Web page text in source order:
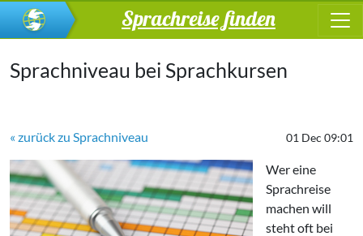
Sprachreise finden
Sprachniveau bei Sprachkursen
01 Dec 09:01
« zurück zu Sprachniveau
Wer eine
Sprachreise
machen will
steht oft bei